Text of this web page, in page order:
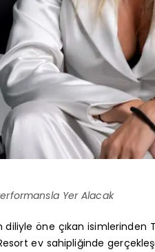
Yer Alacak
öne çıkan isimlerinden
ev sahipliğinde